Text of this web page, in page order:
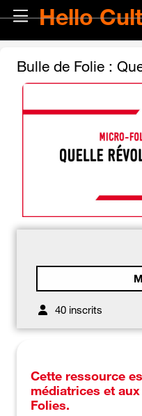
Passer au contenu principal
Panneau latéral
Hello
Bulle de Folie :
40 inscrits
Cette ressource
médiatrices et
Folies.